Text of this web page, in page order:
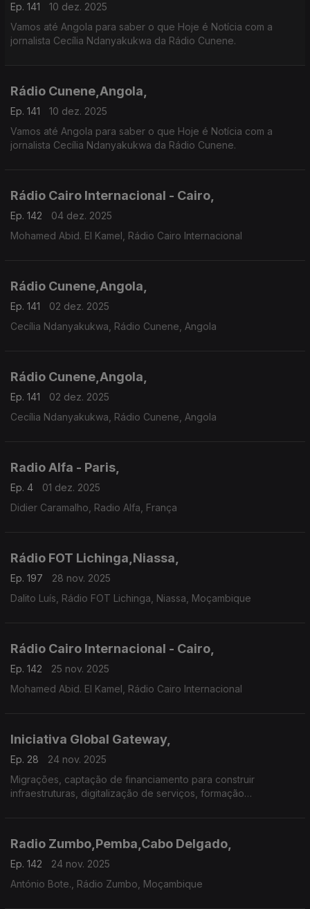
Ep. 141
10 dez. 2025
Vamos até Angola para saber o que Hoje é Notícia com a
jornalista Cecília Ndanyakukwa da Rádio Cunene.
Rádio Cunene,Angola,
Ep. 141
10 dez. 2025
Vamos até Angola para saber o que Hoje é Notícia com a
jornalista Cecília Ndanyakukwa da Rádio Cunene.
Rádio Cairo Internacional - Cairo,
Ep. 142
04 dez. 2025
Mohamed Abid. El Kamel, Rádio Cairo Internacional
Rádio Cunene,Angola,
Ep. 141
02 dez. 2025
Cecília Ndanyakukwa, Rádio Cunene, Angola
Rádio Cunene,Angola,
Ep. 141
02 dez. 2025
Cecília Ndanyakukwa, Rádio Cunene, Angola
Radio Alfa - Paris,
Ep. 4
01 dez. 2025
Didier Caramalho, Radio Alfa, França
Rádio FOT Lichinga,Niassa,
Ep. 197
28 nov. 2025
Dalito Luís, Rádio FOT Lichinga, Niassa, Moçambique
Rádio Cairo Internacional - Cairo,
Ep. 142
25 nov. 2025
Mohamed Abid. El Kamel, Rádio Cairo Internacional
Iniciativa Global Gateway,
Ep. 28
24 nov. 2025
Migrações, captação de financiamento para construir
infraestruturas, digitalização de serviços, formação
Radio Zumbo,Pemba,Cabo Delgado,
Ep. 142
24 nov. 2025
António Bote., Rádio Zumbo, Moçambique